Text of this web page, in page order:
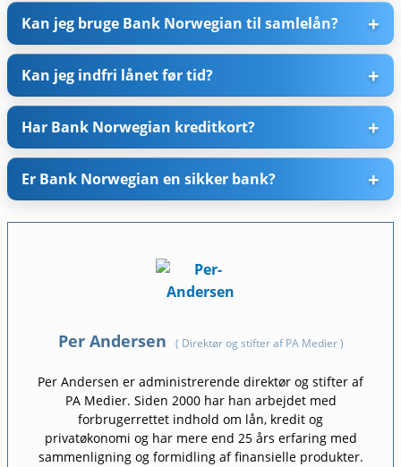
Kan jeg bruge Bank Norwegian til samlelån?
Kan jeg indfri lånet før tid?
Har Bank Norwegian kreditkort?
Er Bank Norwegian en sikker bank?
Per Andersen ( Direktør og stifter af PA Medier)
Per Andersen er administrerende direktør og stifter af
PA Medier. Siden 2000 har han arbejdet med
forbrugerrettet indhold om lån, kredit og
privatøkonomi og har mere end 25 års erfaring med
sammenligning og formidling af finansielle produkter.